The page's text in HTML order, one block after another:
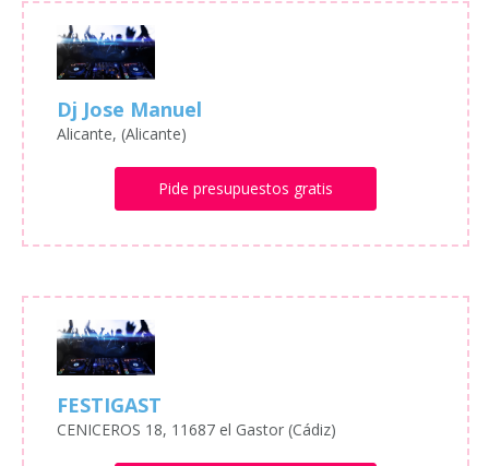
Dj Jose Manuel
Alicante, (Alicante)
Pide presupuestos gratis
FESTIGAST
CENICEROS 18, 11687 el Gastor (Cádiz)